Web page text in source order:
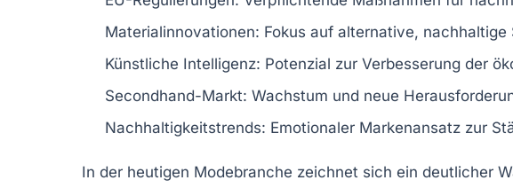
Materialinnovationen: Fokus auf alternative, nachhaltige
Künstliche Intelligenz: Potenzial zur Verbesserung der
Secondhand-Markt: Wachstum und neue
Nachhaltigkeitstrends: Emotionaler Markenansatz zur
In der heutigen Modebranche zeichnet sich ein deutlicher